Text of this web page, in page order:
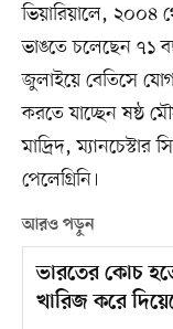
ভিয়ারিয়ালে, ২০০৪
ভাঙতে চলেছেন ৭১
জুলাইয়ে বেতিসে
করতে যাচ্ছেন ষষ্ঠ
মাদ্রিদ,
পেলেগ্রিনি।
আরও পড়ুন
ভারতের কোচ
খারিজ করে